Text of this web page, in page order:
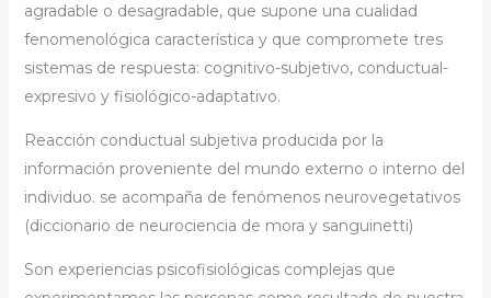
agradable o desagradable, que supone una cualidad
fenomenológica característica y que compromete tres
sistemas de respuesta: cognitivo-subjetivo, conductual-
expresivo y fisiológico-adaptativo.
Reacción conductual subjetiva producida por la
información proveniente del mundo externo o interno del
individuo. se acompaña de fenómenos neurovegetativos
(diccionario de neurociencia de mora y sanguinetti)
Son experiencias psicofisiológicas complejas que